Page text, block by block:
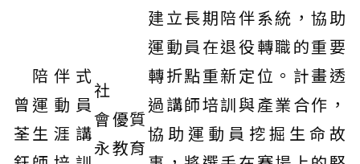
曾
荃
陪伴式
運動員
生涯講
社
會
永
優質
教育
建立長期陪伴系統，協助
運動員在退役轉職的重要
轉折點重新定位。計畫透
過講師培訓與產業合作，
協助運動員挖掘生命故